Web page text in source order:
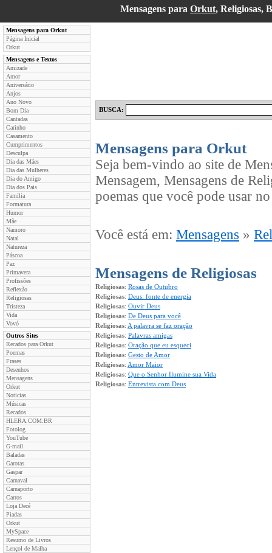
Mensagens para Orkut, Religiosas,
Mensagens para Orkut
Página Inicial
Orkut
Mensagens e Textos
Amizade
Amor
Aniversário
Anjos
Ano Novo
Bom Dia
Cantadas
Carinho
Casamento
Cumprimentos
Desculpa
Dia das Mães
Dia das Mulheres
Dia do Amigo
Dia dos Pais
Família
Formatura
Humor
Mãe
Namoro
Natal
Natureza
Páscoa
Paz
Primavera
Profissões
Reflexão
Religiosas
Tristeza
Vida
Vovó
Outros Sites
Recados para Orkut
Poemas
Frases
Desenhos
Mensagens
Orkut
Noticias
Músicas
Recados
HLERA.COM.BR
Fotolog
YouTube
G-mail
Baladas
Garotas
Gaspar
Carnaval
Carnaporto
Carros
Loja Decé
Piadas
Orkut
MySpace
Resumo de Livros
Lençol de Malha
BUSCA:
Mensagens para Orkut
Seja bem-vindo ao site de
Mensagem, Mensagens de
poemas que você pode usar
Você está em: Mensagens »
Mensagens de Religiosas
Religiosas: Rosas de Outubro
Religiosas: Deus: fonte de energia
Religiosas: Ouvir Deus
Religiosas: De Deus para você
Religiosas: A palavra se faz oração
Religiosas: Palavras amigas
Religiosas: Oração que eu esqueci
Religiosas: Gesto de Amor
Religiosas: Amor Maior
Religiosas: Que o Senhor Ilumine sua Vida
Religiosas: Entrevista com Deus